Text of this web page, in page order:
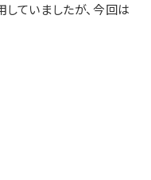
ていましたが、今回は